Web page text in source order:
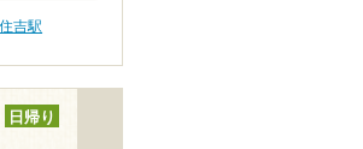
吉駅
日帰り